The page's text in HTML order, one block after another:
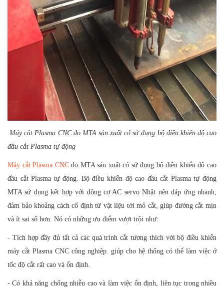
Máy cắt Plasma CNC do MTA sản xuất có sử dụng bộ điều khiển độ cao
đầu cắt Plasma tự động
Máy cắt Plasma CNCdo MTA sản xuất có sử dụng bộ điều khiển độ cao
đầu cắt Plasma tự động. Bộ điều khiển độ cao đầu cắt Plasma tự động
MTA sử dụng kết hợp với động cơ AC servo Nhật nên đáp ứng nhanh,
đảm bảo khoảng cách cố định từ vật liệu tới mỏ cắt, giúp đường cắt mịn
và ít sai số hơn. Nó có những ưu điểm vượt trội như:
- Tích hợp đầy đủ tất cả các quá trình cắt tương thích với bộ điều khiển
máy cắt Plasma CNC công nghiệp. giúp cho hệ thống có thể làm việc ở
tốc độ cắt rất cao và ổn định.
- Có khả năng chống nhiễu cao và làm việc ổn định, liên tục trong nhiều